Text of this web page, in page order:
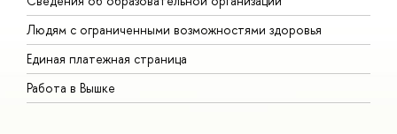
Людям с ограниченными возможностями здоровья
Единая платежная страница
Работа в Вышке